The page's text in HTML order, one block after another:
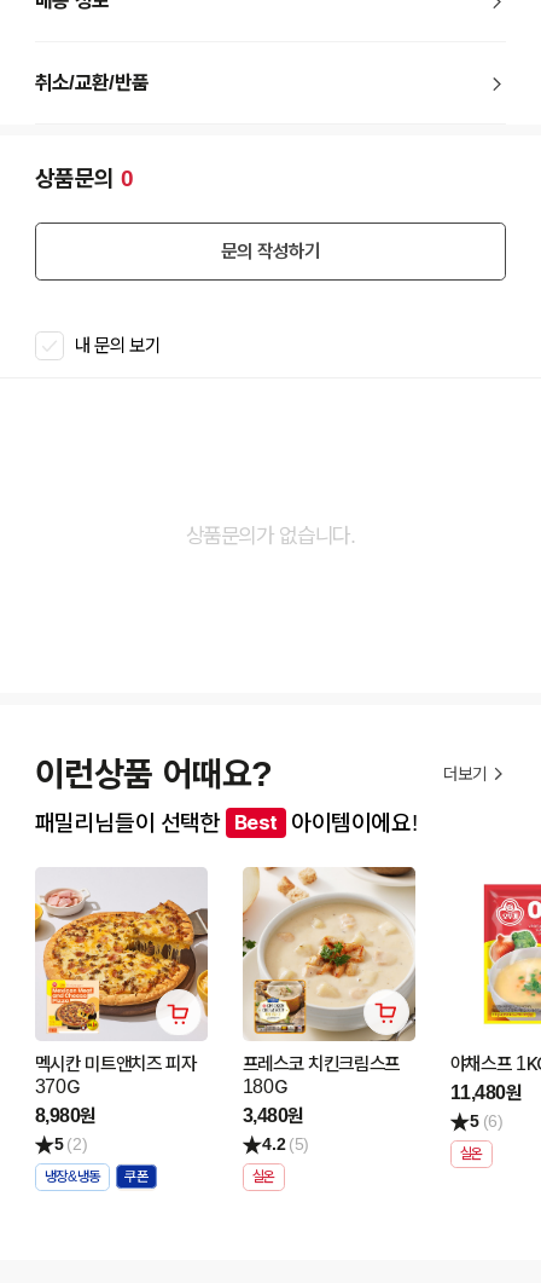
취소/교환/반품
상품문의 0
문의 작성하기
내 문의 보기
상품문의가 없습니다.
이런상품 어때요? 더보기
패밀리님들이 선택한 Best 아이템이에요!
멕시칸 미트앤치즈 피자
370G
8,980원
5(2)
냉장&냉동
프레스코 치킨크림스프
180G
3,480원
4.2 (5)
실온
야채스프
11,480원
5 (6)
실온